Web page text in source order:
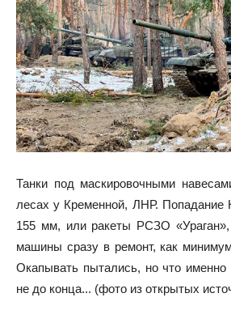
Танки под маскировочными
лесах у Кременной, ЛНР. Попадание
155 мм, или ракеты РСЗО
машины сразу в ремонт, как
Окапывать пытались, но что именно
не до конца... (фото из открытых